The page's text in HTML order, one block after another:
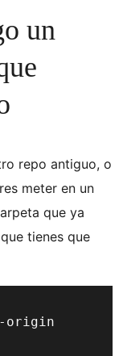
un
repo antiguo, o
meter en un
que ya
tienes que
origin